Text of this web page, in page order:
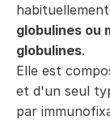
globulines ou
globulines.
Elle est
et d'un seul
par